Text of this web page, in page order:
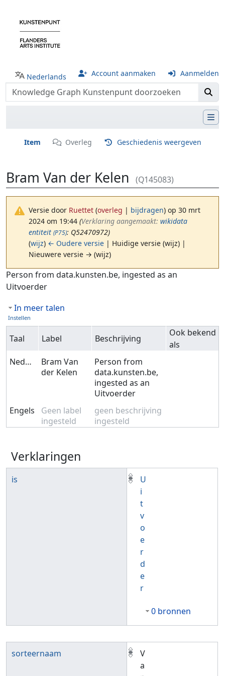
Nederlands Account aanmaken Aanmelden
Item Overleg Geschiedenis weergeven
Bram Van der Kelen (Q145083)
Versie door Ruettet (overleg | bijdragen) op 30 mrt
2024 om 19:44 (‎Verklaring aangemaakt: wikidata
entiteit (P75): Q52470972)
(wijz) ← Oudere versie | Huidige versie (wijz) |
Nieuwere versie → (wijz)
Ga naar:navigatie,zoeken
Person from data.kunsten.be, ingested as an
Uitvoerder
In meer talen
Instellen
Taal Label Beschrijving
Ook bekend
als
Nederlands
Bram Van
der Kelen
Person from
data.kunsten.be,
ingested as an
Uitvoerder
Engels
Geen label
ingesteld
geen beschrijving
ingesteld
Verklaringen
is
U
i
t
v
o
e
r
d
e
r
0 bronnen
sorteernaam
V
a